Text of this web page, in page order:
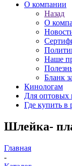
О компании
Назад
О
Наше
Бланк
Кинологам
Для оптовых
Где купить в
Шлейка-
Главная
-